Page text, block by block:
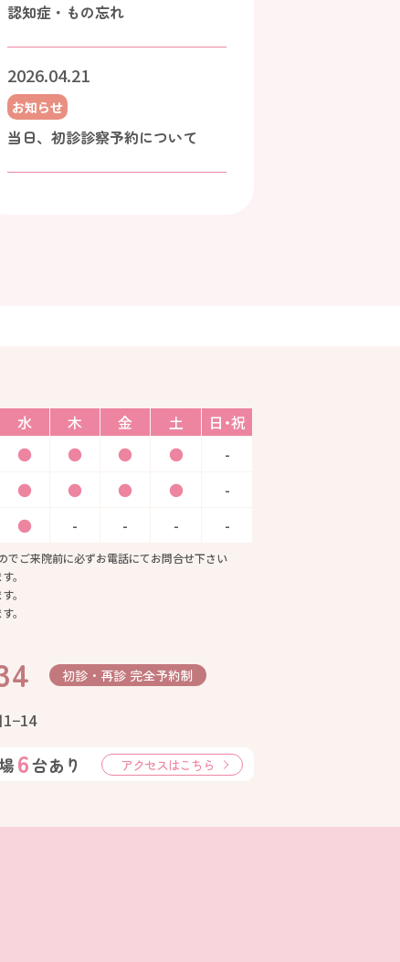
認知症・もの忘れ
2026.04.21
お知らせ
当日、初診診察予約について
水 木 金 土
日・祝
● ● ● ●
-
● ● ● ●
-
● - - - -
でご来院前に必ずお電話にてお問合せ下さい
。
。
。
初診・再診 完全予約制
6台あり アクセスはこちら